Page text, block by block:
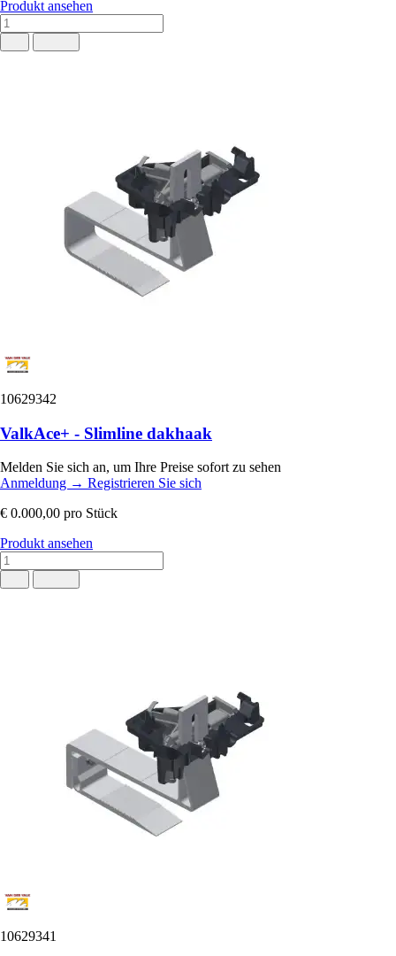
Produkt ansehen
10629342
ValkAce+ - Slimline dakhaak
Melden Sie sich an, um Ihre Preise sofort zu sehen
Anmeldung → Registrieren Sie sich
€ 0.000,00 pro Stück
Produkt ansehen
10629341